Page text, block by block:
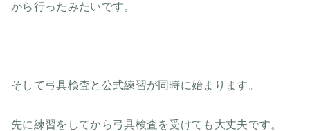
から行ったみたいです。
そして弓具検査と公式練習が同時に始まります。
先に練習をしてから弓具検査を受けても大丈夫です。